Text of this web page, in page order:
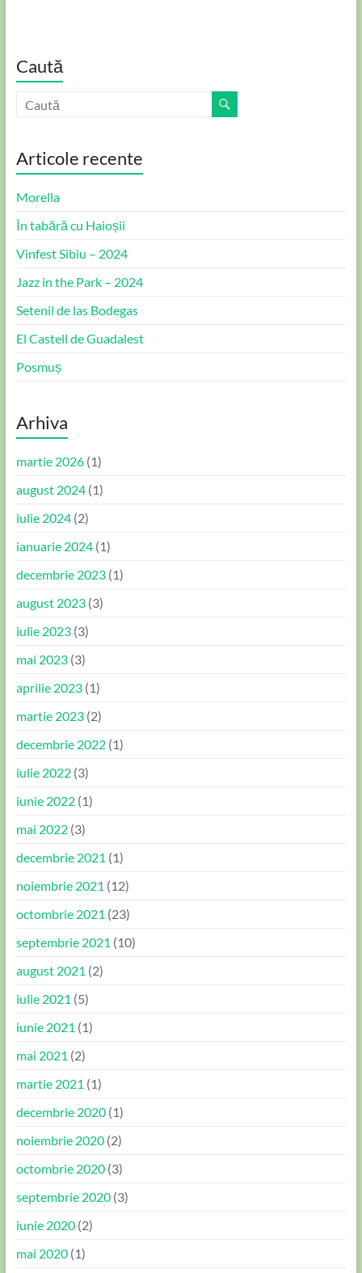
Caută
Articole recente
Morella
În tabără cu Haioșii
Vinfest Sibiu – 2024
Jazz in the Park – 2024
Setenil de las Bodegas
El Castell de Guadalest
Posmuș
Arhiva
martie 2026(1)
august 2024(1)
iulie 2024(2)
ianuarie 2024(1)
decembrie 2023(1)
august 2023(3)
iulie 2023(3)
mai 2023(3)
aprilie 2023(1)
martie 2023(2)
decembrie 2022(1)
iulie 2022(3)
iunie 2022(1)
mai 2022(3)
decembrie 2021 (1)
noiembrie 2021 (12)
octombrie 2021 (23)
septembrie 2021 (10)
august 2021 (2)
iulie 2021 (5)
iunie 2021 (1)
mai 2021 (2)
martie 2021 (1)
decembrie 2020(1)
noiembrie 2020(2)
octombrie 2020(3)
septembrie 2020(3)
iunie 2020(2)
mai 2020(1)